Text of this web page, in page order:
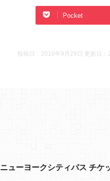
Pocket
投稿日：2016年9月29日 更新日：
ニューヨークシティパス チケ